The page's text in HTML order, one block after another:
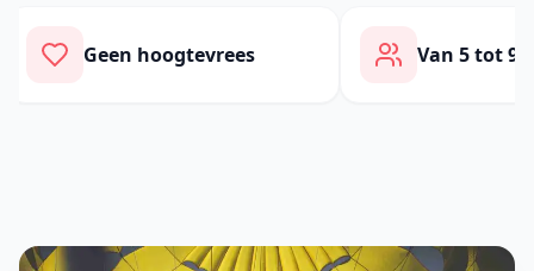
Geen hoogtevrees Van 5 tot 99